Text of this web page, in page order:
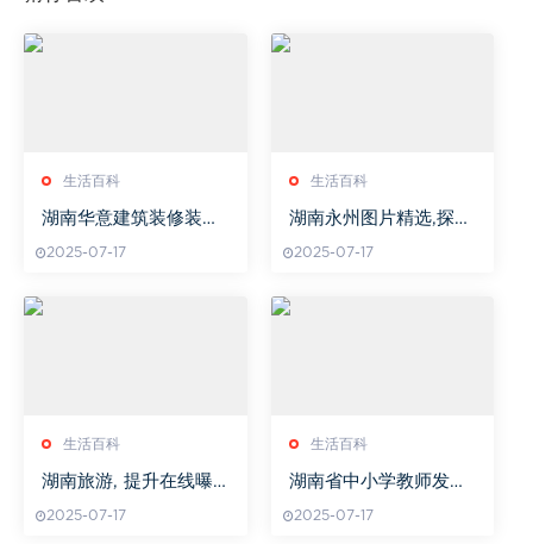
生活百科
湖南华意建筑装修装饰
计创新-行业领先企业解
2025-07-17
生活百科
湖南永州图片精选,探索
2025-07-17
生活百科
湖南旅游, 提升在线曝
析
2025-07-17
生活百科
湖南省中小学教师发展
键平台-功能与目标解析
2025-07-17